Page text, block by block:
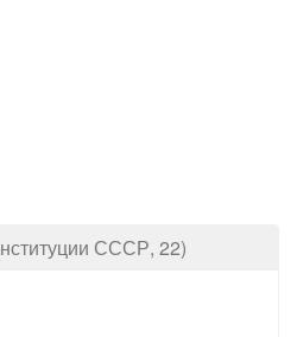
СССР, 22)